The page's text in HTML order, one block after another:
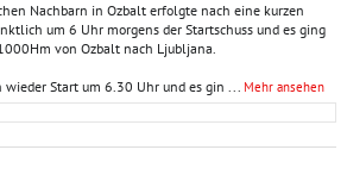
Nachbarn in Ozbalt erfolgte nach eine kurzen
um 6 Uhr morgens der Startschuss und es ging
von Ozbalt nach Ljubljana.
wieder Start um 6.30 Uhr und es gin ... Mehr ansehen